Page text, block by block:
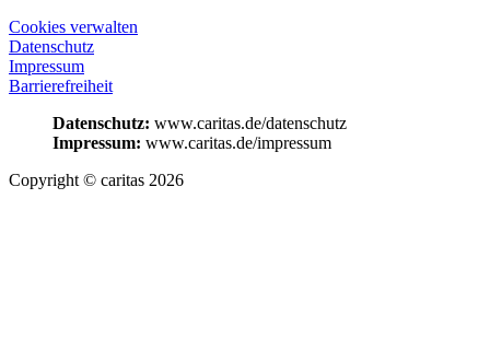
Cookies verwalten
Datenschutz
Impressum
Barrierefreiheit
Datenschutz: www.caritas.de/datenschutz
Impressum: www.caritas.de/impressum
Copyright © caritas 2026